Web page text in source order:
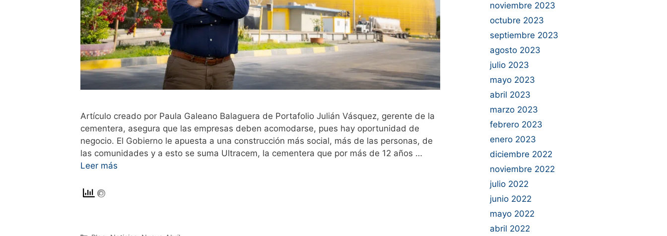
Artículo creado por Paula Galeano Balaguera de Portafolio Julián Vásquez, gerente de la
cementera, asegura que las empresas deben acomodarse, pues hay oportunidad de
negocio. El Gobierno le apuesta a una construcción más social, más de las personas, de
las comunidades y a esto se suma Ultracem, la cementera que por más de 12 años …
Leer más
noviembre 2023
octubre 2023
septiembre 2023
agosto 2023
julio 2023
mayo 2023
abril 2023
marzo 2023
febrero 2023
enero 2023
diciembre 2022
noviembre 2022
julio 2022
junio 2022
mayo 2022
abril 2022